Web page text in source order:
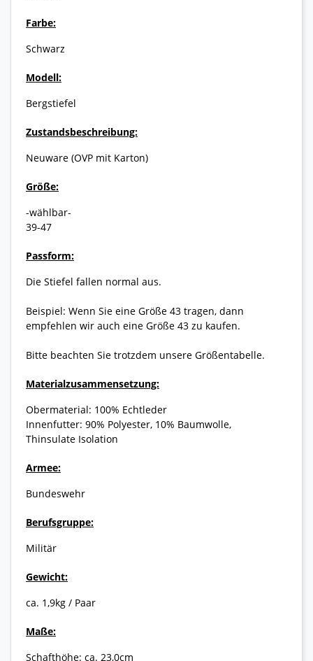
Farbe:
Schwarz
Modell:
Bergstiefel
Zustandsbeschreibung:
Neuware (OVP mit Karton)
Größe:
-wählbar-
39-47
Passform:
Die Stiefel fallen normal aus.
Beispiel: Wenn Sie eine Größe 43 tragen, dann
empfehlen wir auch eine Größe 43 zu kaufen.
Bitte beachten Sie trotzdem unsere Größentabelle.
Materialzusammensetzung:
Obermaterial: 100% Echtleder
Innenfutter: 90% Polyester, 10% Baumwolle,
Thinsulate Isolation
Armee:
Bundeswehr
Berufsgruppe:
Militär
Gewicht:
ca. 1,9kg / Paar
Maße:
Schafthöhe: ca. 23,0cm